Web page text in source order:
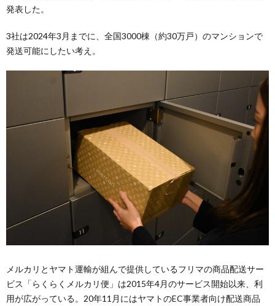
発表した。
3社は2024年3月までに、全国3000棟（約30万戸）のマンションで
発送可能にしたい考え。
メルカリとヤマト運輸が組んで提供しているフリマの商品配送サー
ビス「らくらくメルカリ便」は2015年4月のサービス開始以来、利
用が広がっている。20年11月にはヤマトのEC事業者向け配送商品